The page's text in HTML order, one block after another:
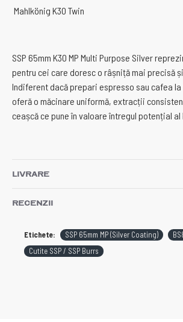
Mahlkönig K30 Twin
SSP 65mm K30 MP Multi Purpose Silver
pentru cei care doresc o râșniță mai precisă
Indiferent dacă prepari espresso sau cafea
oferă o măcinare uniformă, extracții
ceașcă ce pune în valoare întregul potențial
LIVRARE
RECENZII
Etichete: SSP 65mm MP (Silver Coating)
Cutite SSP / SSP Burrs